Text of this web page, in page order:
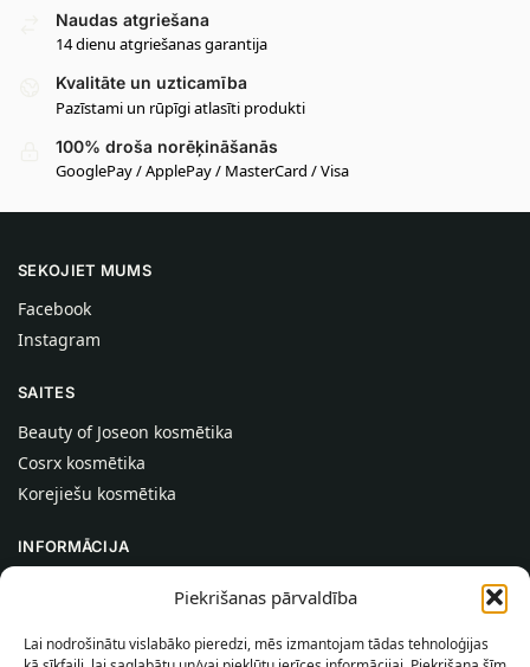
Piekrišanas pārvaldība
Lai nodrošinātu vislabāko pieredzi, mēs izmantojam tādas tehnoloģijas
Naudas atgriešana
14 dienu atgriešanas garantija
Kvalitāte un uzticamība
Pazīstami un rūpīgi atlasīti produkti
100% droša norēķināšanās
GooglePay / ApplePay / MasterCard / Visa
SEKOJIET MUMS
Facebook
Instagram
SAITES
Beauty of Joseon kosmētika
Cosrx kosmētika
Korejiešu kosmētika
INFORMĀCIJA
Palīdzība